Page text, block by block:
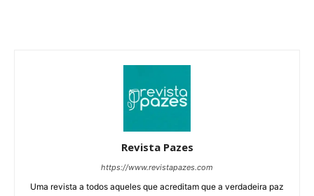
Revista Pazes
https://www.revistapazes.com
Uma revista a todos aqueles que acreditam que a verdadeira paz